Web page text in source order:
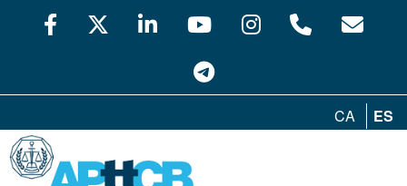
CA ES